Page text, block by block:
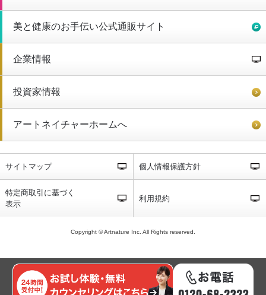
美と健康のお手伝い公式通販サイト
企業情報
投資家情報
アートネイチャーホームへ
サイトマップ 個人情報保護方針
特定商取引に基づく
表示
利用規約
Copyright © Artnature Inc. All Rights reserved.